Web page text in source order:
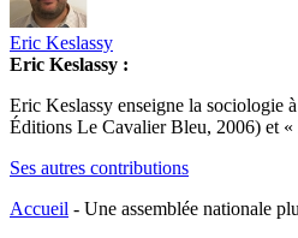
Eric Keslassy
Eric Keslassy :
Eric Keslassy enseigne la sociologie
Éditions Le Cavalier Bleu, 2006) et
Ses autres contributions
Accueil - Une assemblée nationale